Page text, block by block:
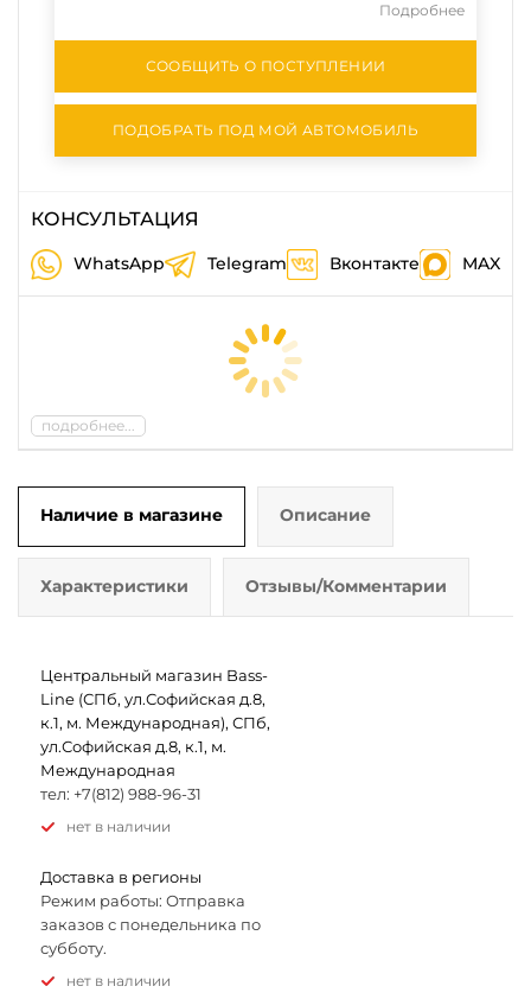
Подробнее
СООБЩИТЬ О ПОСТУПЛЕНИИ
ПОДОБРАТЬ ПОД МОЙ АВТОМОБИЛЬ
КОНСУЛЬТАЦИЯ
WhatsApp Telegram Вконтакте MAX
подробнее...
Наличие в магазине Описание
Характеристики Отзывы/Комментарии
Центральный магазин Bass-
Line (СПб, ул.Софийская д.8,
к.1, м. Международная), СПб,
ул.Софийская д.8, к.1, м.
Международная
тел: +7(812) 988-96-31
Нет в наличии
Доставка в регионы
Режим работы: Отправка
заказов с понедельника по
субботу.
Нет в наличии